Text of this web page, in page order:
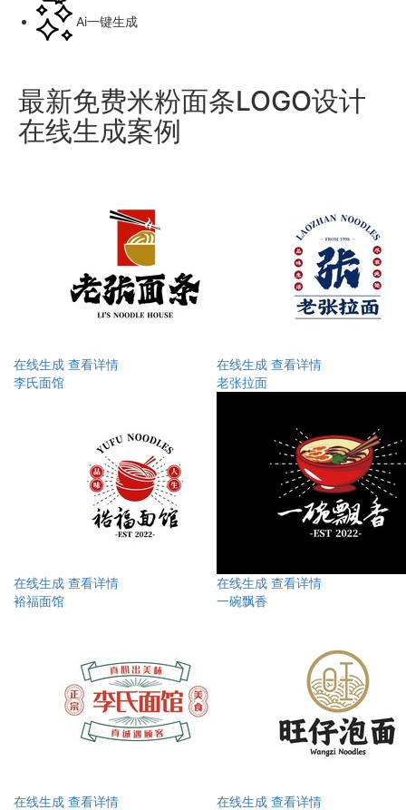
Ai一键生成
最新免费米粉面条LOGO设计
在线生成案例
在线生成 查看详情
李氏面馆
在线生成 查看详情
老张拉面
在线生成 查看详情
裕福面馆
在线生成 查看详情
一碗飘香
在线生成 查看详情 在线生成 查看详情